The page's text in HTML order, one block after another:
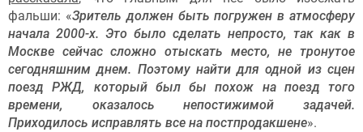
фальши: «Зритель должен быть погружен в атмосферу
начала 2000-х. Это было сделать непросто, так как в
Москве сейчас сложно отыскать место, не тронутое
сегодняшним днем. Поэтому найти для одной из сцен
поезд РЖД, который был бы похож на поезд того
времени, оказалось непостижимой задачей.
Приходилось исправлять все на постпродакшене».